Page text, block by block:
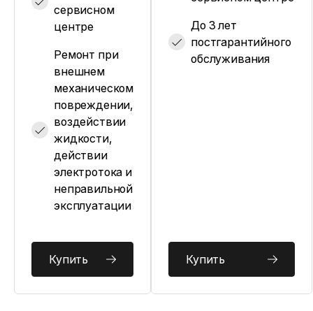
сервисном
центре
Ремонт при
внешнем
механическом
повреждении,
воздействии
жидкости,
действии
электротока и
неправильной
эксплуатации
Купить
До 3 лет
постгарантийного
обслуживания
Купить